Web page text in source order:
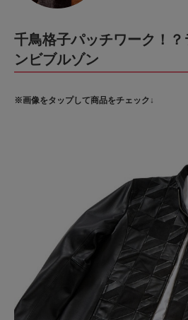
千鳥格子パッチワーク！？
ンビブルゾン
※画像をタップして商品をチェック↓